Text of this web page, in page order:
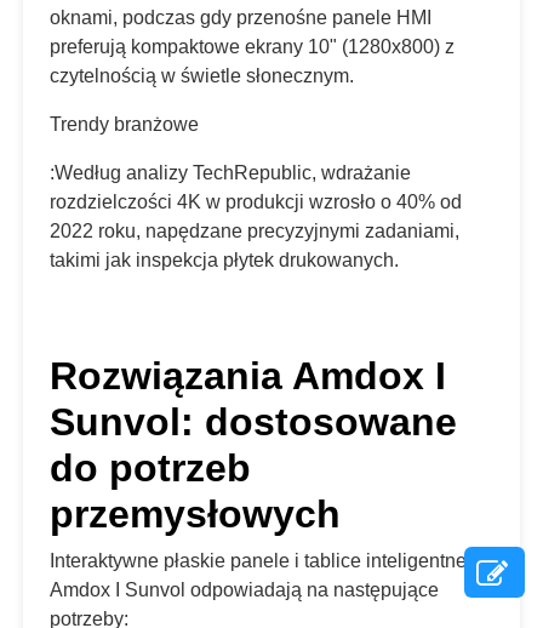
oknami, podczas gdy przenośne panele HMI
preferują kompaktowe ekrany 10" (1280x800) z
czytelnością w świetle słonecznym.
Trendy branżowe
:Według analizy TechRepublic, wdrażanie
rozdzielczości 4K w produkcji wzrosło o 40% od
2022 roku, napędzane precyzyjnymi zadaniami,
takimi jak inspekcja płytek drukowanych.
Rozwiązania Amdox I
Sunvol: dostosowane
do potrzeb
przemysłowych
Interaktywne płaskie panele i tablice inteligentne
Amdox I Sunvol odpowiadają na następujące
potrzeby: